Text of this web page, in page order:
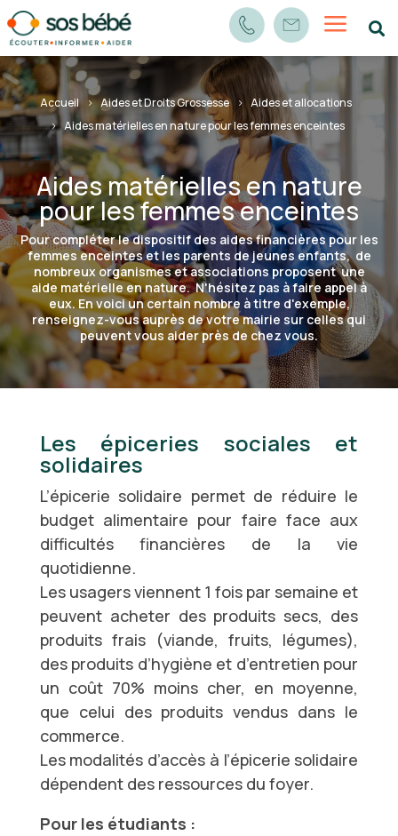
a 
Accueil Aides et Droits Grossesse
Aides et allocations
Aides matérielles en nature pour les femmes enceintes
Aides matérielles en nature
pour les femmes enceintes
Pour compléter le dispositif des aides financières pour les
femmes enceintes et les parents de jeunes enfants, de
nombreux organismes et associations proposent une
aide matérielle en nature. N'hésitez pas à faire appel à
eux. En voici un certain nombre à titre d'exemple,
renseignez-vous auprès de votre mairie sur celles qui
peuvent vous aider près de chez vous.
Les épiceries sociales et
solidaires
L’épicerie solidaire permet de réduire le
budget alimentaire pour faire face aux
difficultés financières de la vie
quotidienne.
Les usagers viennent 1 fois par semaine et
peuvent acheter des produits secs, des
produits frais (viande, fruits, légumes),
des produits d’hygiène et d’entretien pour
un coût 70% moins cher, en moyenne,
que celui des produits vendus dans le
commerce.
Les modalités d’accès à l’épicerie solidaire
dépendent des ressources du foyer.
Pour les étudiants :